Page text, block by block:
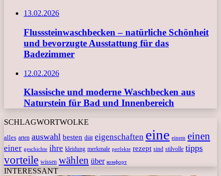
13.02.2026
Flusssteinwaschbecken – natürliche Schönheit
und bevorzugte Ausstattung für das
Badezimmer
12.02.2026
Klassische und moderne Waschbecken aus
Naturstein für Bad und Innenbereich
SCHLAGWORTWOLKE
alles arten auswahl besten diät eigenschaften eine einem einen
einer geschichte ihre kleidung merkmale perfekte rezept sind stilvolle tipps
vorteile wissen wählen über комфорт
INTERESSANT